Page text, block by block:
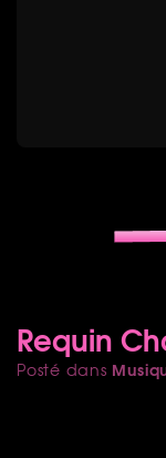
Requin
Posté dans